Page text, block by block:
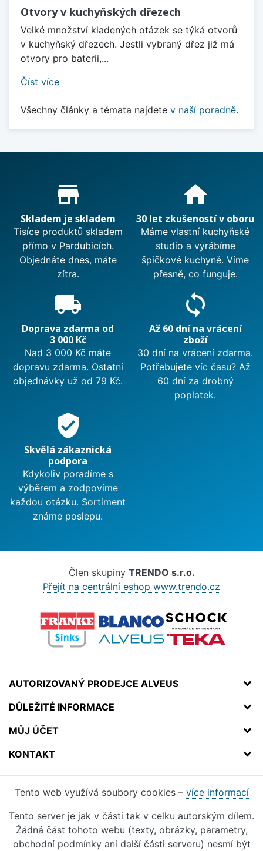
Otvory v kuchyňských dřezech
Velké množství kladených otázek se týká otvorů
v kuchyňský dřezech. Jestli vybraný dřez již má
otvory pro baterii,...
Číst více
Všechny články a témata najdete v naší poradně.
Proč nakupovat u nás?
store_mall_directory
Skladem je skladem
Tisíce produktů skladem
přímo v Pardubicích.
Objednáte dnes, máte
zítra.
home
30 let zkušeností v oboru
Máme vlastní kuchyňské
studio a vyrábíme
špičkové kuchyně. Víme
přesně, co funguje.
local_shipping
Doprava zdarma od
3 000 Kč
Nad 3 000 Kč máte
dopravu zdarma. Ostatní
objednávky už od 79 Kč.
sync
Až 60 dní na vrácení
zboží
30 dní na vrácení zdarma.
Potřebujete víc času? Až
60 dní za drobný
poplatek.
verified_user
Skvělá zákaznická
podpora
Kdykoliv poradíme s
výběrem a zodpovíme
každou otázku. Sortiment
známe poslepu.
Člen skupiny TRENDO s.r.o.
Přejít na centrální eshop www.trendo.cz
AUTORIZOVANÝ PRODEJCE ALVEUS
DŮLEŽITÉ INFORMACE
MŮJ ÚČET
KONTAKT
Tento web využívá soubory cookies – více informací
Tento server je jak v části tak v celku autorským dílem.
Žádná část tohoto webu (texty, obrázky, parametry,
obchodní podmínky ani další části serveru) nesmí být